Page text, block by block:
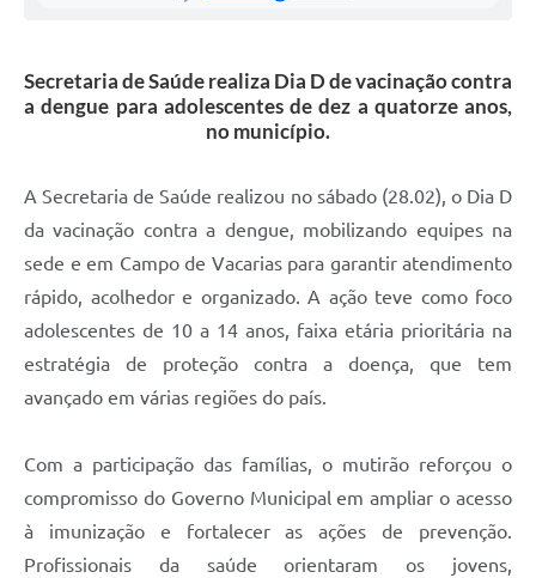
Secretaria de Saúde realiza Dia D de vacinação contra
a dengue para adolescentes de dez a quatorze anos,
no município.
A Secretaria de Saúde realizou no sábado (28.02), o Dia D
da vacinação contra a dengue, mobilizando equipes na
sede e em Campo de Vacarias para garantir atendimento
rápido, acolhedor e organizado. A ação teve como foco
adolescentes de 10 a 14 anos, faixa etária prioritária na
estratégia de proteção contra a doença, que tem
avançado em várias regiões do país.
Com a participação das famílias, o mutirão reforçou o
compromisso do Governo Municipal em ampliar o acesso
à imunização e fortalecer as ações de prevenção.
Profissionais da saúde orientaram os jovens,